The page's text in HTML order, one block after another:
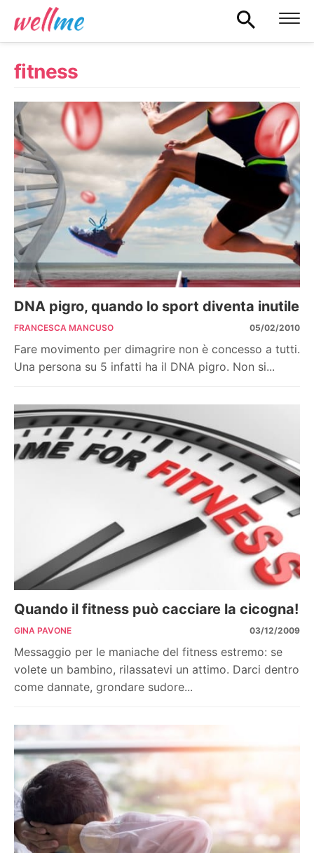
fitness
DNA pigro, quando lo sport diventa inutile
FRANCESCA MANCUSO 05/02/2010
Fare movimento per dimagrire non è concesso a tutti.
Una persona su 5 infatti ha il DNA pigro. Non si...
Quando il fitness può cacciare la cicogna!
GINA PAVONE 03/12/2009
Messaggio per le maniache del fitness estremo: se
volete un bambino, rilassatevi un attimo. Darci dentro
come dannate, grondare sudore...